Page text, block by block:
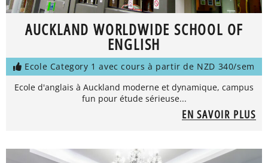
AUCKLAND WORLDWIDE SCHOOL OF
ENGLISH
Ecole Category 1 avec cours à partir de NZD 340/sem
Ecole d'anglais à Auckland moderne et dynamique, campus
fun pour étude sérieuse...
EN SAVOIR PLUS